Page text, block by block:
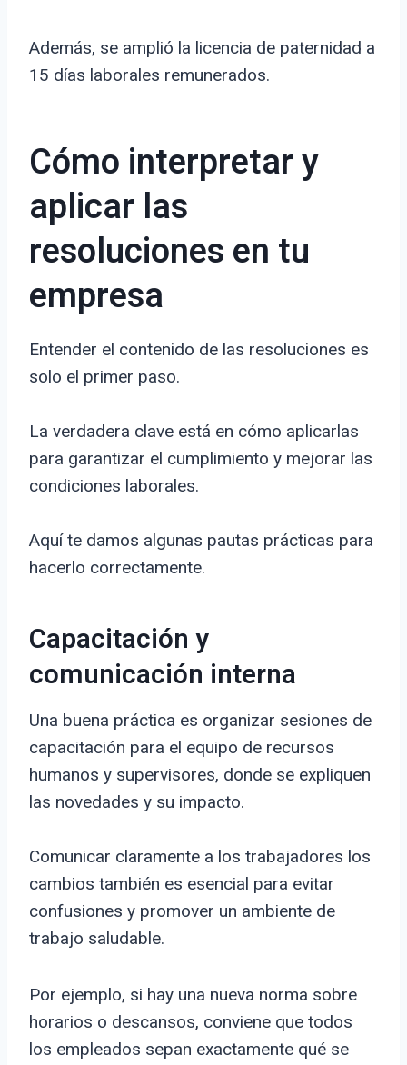
Además, se amplió la licencia de paternidad a
15 días laborales remunerados.
Cómo interpretar y
aplicar las
resoluciones en tu
empresa
Entender el contenido de las resoluciones es
solo el primer paso.
La verdadera clave está en cómo aplicarlas
para garantizar el cumplimiento y mejorar las
condiciones laborales.
Aquí te damos algunas pautas prácticas para
hacerlo correctamente.
Capacitación y
comunicación interna
Una buena práctica es organizar sesiones de
capacitación para el equipo de recursos
humanos y supervisores, donde se expliquen
las novedades y su impacto.
Comunicar claramente a los trabajadores los
cambios también es esencial para evitar
confusiones y promover un ambiente de
trabajo saludable.
Por ejemplo, si hay una nueva norma sobre
horarios o descansos, conviene que todos
los empleados sepan exactamente qué se